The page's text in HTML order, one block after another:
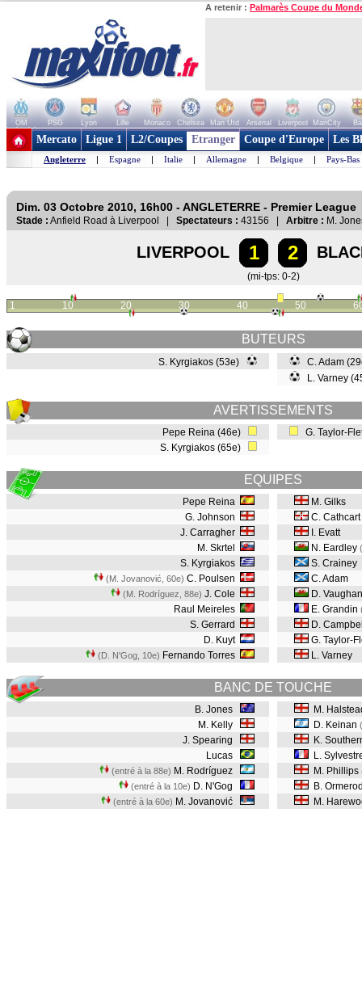
A retenir : Palmarès Coupe du
OM PSG Lyon Lille Monaco Chelsea Man Utd Arsenal Liverpool ManCity
+ de clubs
Mercato Ligue 1 L2/Coupes Etranger Coupe d'Europe Les
Angleterre | Espagne | Italie | Allemagne | Belgique | Pays-Bas
Dim. 03 Octobre 2010, 16h00 - ANGLETERRE - Premier League
Stade : Anfield Road à Liverpool | Spectateurs : 43156 | Arbitre : M.
LIVERPOOL 1 2
(mi-tps: 0-2)
1 10 20 30 40 50
BUTEURS
S. Kyrgiakos (53e)
C. Adam
L. Varney
AVERTISSEMENTS
Pepe Reina (46e)
S. Kyrgiakos (65e)
G. Taylor-
EQUIPES
Pepe Reina
G. Johnson
J. Carragher
M. Skrtel
S. Kyrgiakos
(M. Jovanović, 60e) C. Poulsen
(M. Rodríguez, 88e) J. Cole
Raul Meireles
S. Gerrard
D. Kuyt
(D. N'Gog, 10e) Fernando Torres
M. Gilks
C. Cathcart
I. Evatt
N. Eardley
S. Crainey
C. Adam
D. Vaughan
E. Grandin
D.
G. Taylor-
L. Varney
BANC DE TOUCHE
B. Jones
M. Kelly
J. Spearing
Lucas
(entré à la 88e) M. Rodríguez
(entré à la 10e) D. N'Gog
(entré à la 60e) M. Jovanović
M.
D. Keinan
K.
L.
M. Phillips
B.
M.